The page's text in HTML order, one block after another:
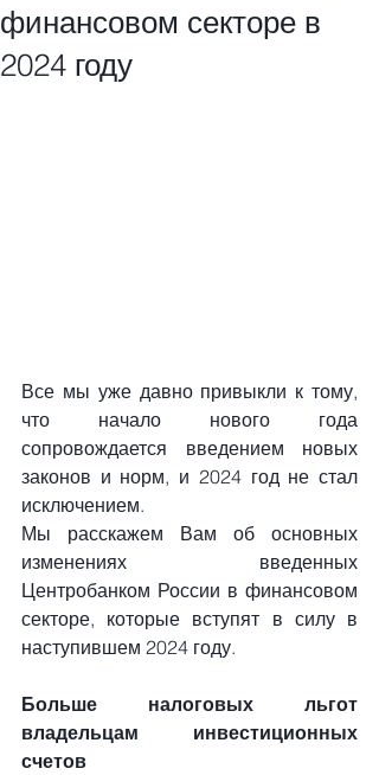
финансовом секторе в
2024 году
Все мы уже давно привыкли к тому,
что начало нового года
сопровождается введением новых
законов и норм, и 2024 год не стал
исключением.
Мы расскажем Вам об основных
изменениях введенных
Центробанком России в финансовом
секторе, которые вступят в силу в
наступившем 2024 году.
Больше налоговых льгот
владельцам инвестиционных
счетов